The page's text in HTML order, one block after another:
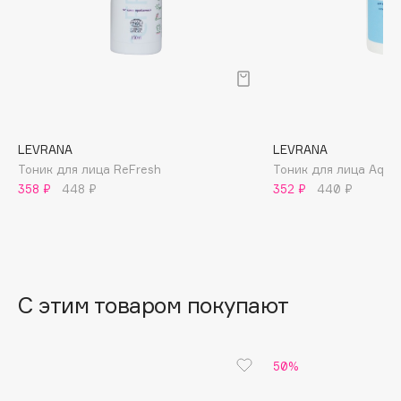
Basicare
Batiste
Bebble
LEVRANA
Тоник для лица ReFresh
358 ₽
448 ₽
LEVRANA
Тоник для лица Aqua
352 ₽
440 ₽
С этим товаром покупают
50%